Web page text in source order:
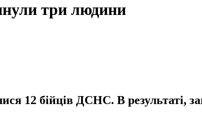
три людини
12 бійців ДСНС. В результаті,